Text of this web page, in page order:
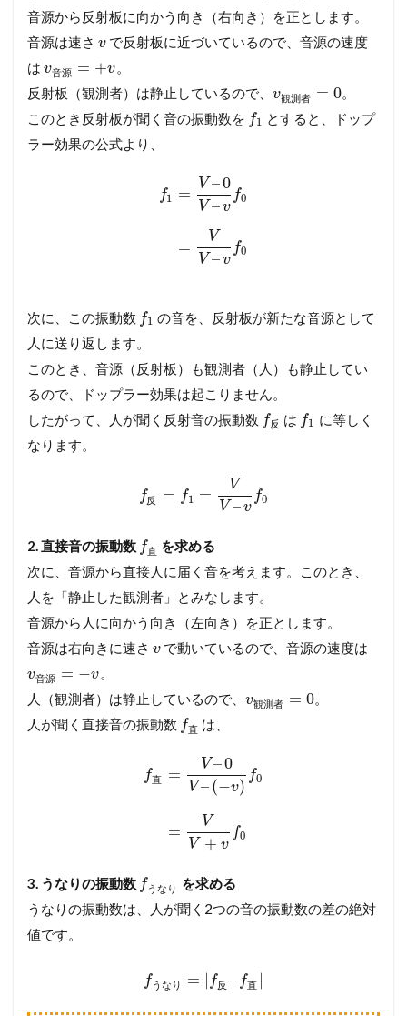
音源から反射板に向かう向き（右向き）を正とします。
音源は速さ v で反射板に近づいているので、音源の速度
は v音源 = +v。
反射板（観測者）は静止しているので、 v観測者 = 0。
このとき反射板が聞く音の振動数を f1 とすると、ドップ
ラー効果の公式より、
f1 =
V –0
V –v
f0
=
V
V –v
f0
次に、この振動数 f1 の音を、反射板が新たな音源として
人に送り返します。
このとき、音源（反射板）も観測者（人）も静止してい
るので、ドップラー効果は起こりません。
したがって、人が聞く反射音の振動数 f反 は f1 に等しく
なります。
f反 = f1 =
V
V –v
f0
2. 直接音の振動数 f直 を求める
次に、音源から直接人に届く音を考えます。このとき、
人を「静止した観測者」とみなします。
音源から人に向かう向き（左向き）を正とします。
音源は右向きに速さ v で動いているので、音源の速度は
v音源 = −v。
人（観測者）は静止しているので、 v観測者 = 0。
人が聞く直接音の振動数 f直 は、
f直 =
V–0
V–(−v)
f0
=
V
V + v
f0
3. うなりの振動数 fう な り
を求める
うなりの振動数は、人が聞く2つの音の振動数の差の絶対
値です。
fう な り = f反– f直